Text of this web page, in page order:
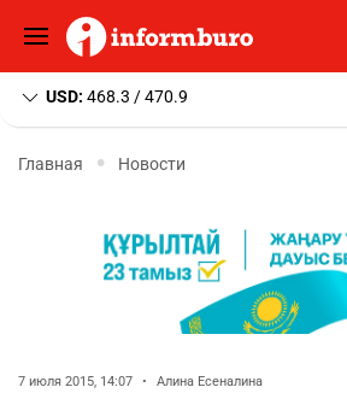
USD: 468.3 / 470.9
Главная Новости
7 июля 2015, 14:07 • Алина Есеналина